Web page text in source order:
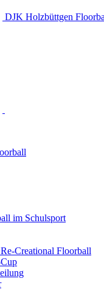
DJK Holzbüttgen
im Schulsport
Creational Floorball